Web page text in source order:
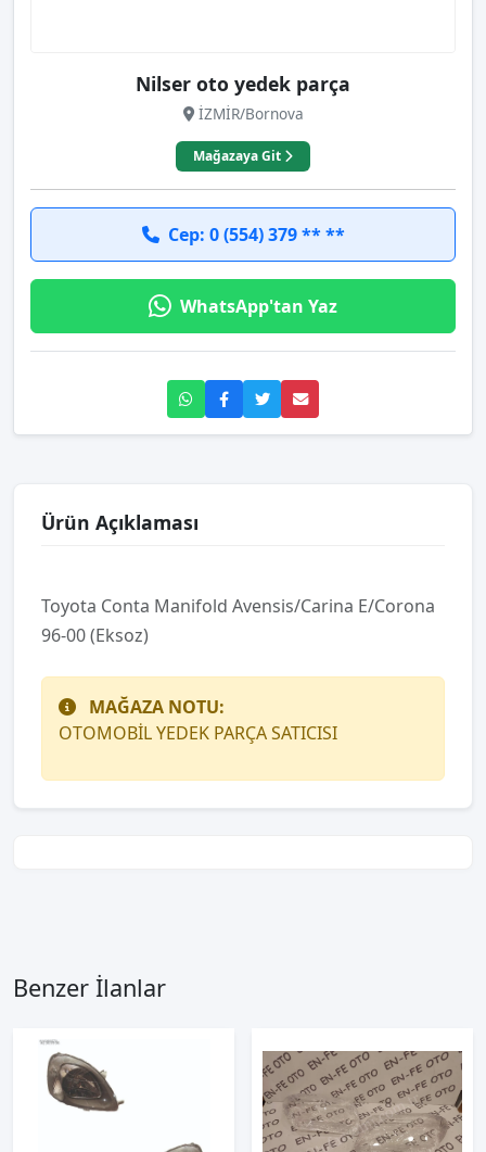
Nilser oto yedek parça
İZMİR/Bornova
Mağazaya Git
Cep: 0 (554) 379 ** **
WhatsApp'tan Yaz
Ürün Açıklaması
Toyota Conta Manifold Avensis/Carina E/Corona
96-00 (Eksoz)
MAĞAZA NOTU:
OTOMOBİL YEDEK PARÇA SATICISI
Benzer İlanlar